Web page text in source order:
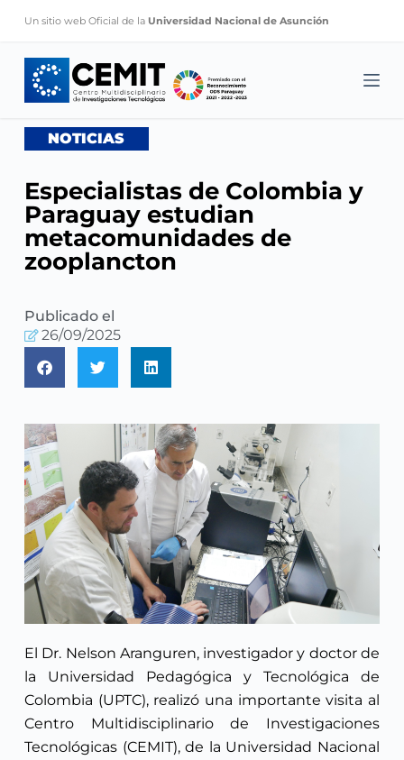
S
o
n
e
Un sitio web Oficial de la Universidad Nacional de Asunción
NOTICIAS
Especialistas de Colombia y
Paraguay estudian
metacomunidades de
zooplancton
Publicado el
26/09/2025
El Dr. Nelson Aranguren, investigador y doctor de
la Universidad Pedagógica y Tecnológica de
Colombia (UPTC), realizó una importante visita al
Centro Multidisciplinario de Investigaciones
Tecnológicas (CEMIT), de la Universidad Nacional